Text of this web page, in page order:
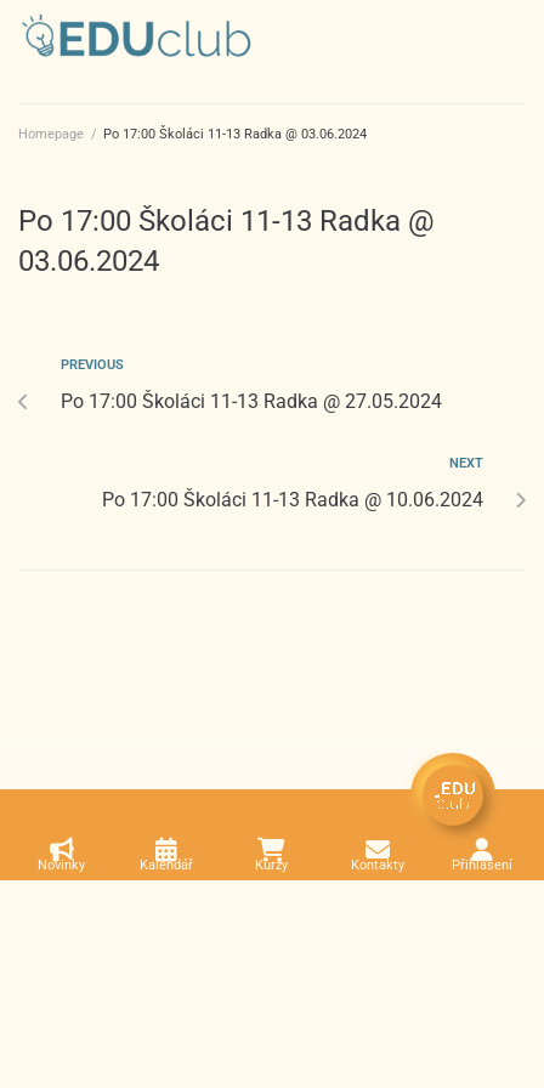
Homepage / Po 17:00 Školáci 11-13 Radka @ 03.06.2024
Po 17:00 Školáci 11-13 Radka @
03.06.2024
PREVIOUS
Po 17:00 Školáci 11-13 Radka @ 27.05.2024
NEXT
Po 17:00 Školáci 11-13 Radka @ 10.06.2024
Novinky Kalendář Kurzy Kontakty Přihlášení